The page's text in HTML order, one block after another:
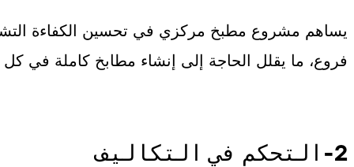
يساهم مشروع مطبخ مركزي في تحسين الكفاءة
فروع، ما يقلل الحاجة إلى إنشاء مطابخ كاملة في كل
2-التحكم في التكاليف